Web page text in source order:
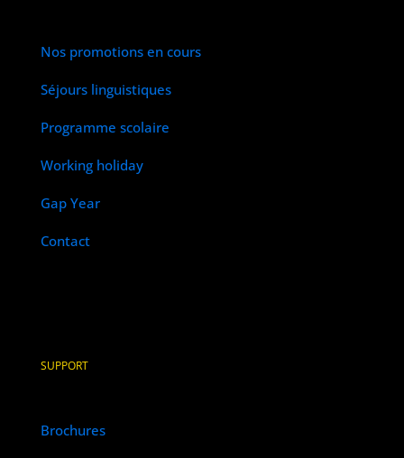
Nos promotions en cours
Séjours linguistiques
Programme scolaire
Working holiday
Gap Year
Contact
SUPPORT
Brochures